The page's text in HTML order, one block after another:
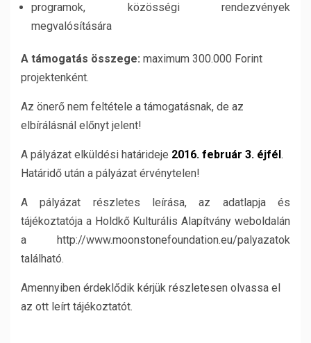
programok, közösségi rendezvények
megvalósítására
A támogatás összege: maximum 300.000 Forint
projektenként.
Az önerő nem feltétele a támogatásnak, de az
elbírálásnál előnyt jelent!
A pályázat elküldési határideje 2016. február 3. éjfél.
Határidő után a pályázat érvénytelen!
A pályázat részletes leírása, az adatlapja és
tájékoztatója a Holdkő Kulturális Alapítvány weboldalán
a http://www.moonstonefoundation.eu/palyazatok
található.
Amennyiben érdeklődik kérjük részletesen olvassa el
az ott leírt tájékoztatót.